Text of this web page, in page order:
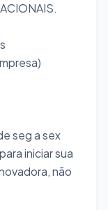
seg a sex
iniciar sua
não